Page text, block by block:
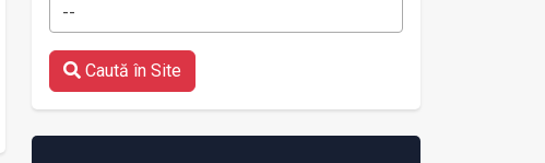
--
Caută în Site